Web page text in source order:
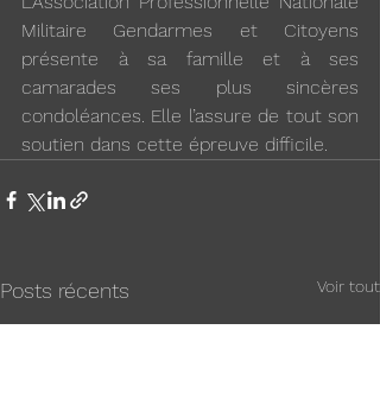
Militaire Gendarmes et Citoyens
présente à sa famille et à ses
camarades ses plus sincères
condoléances. Elle l’assure de tout son
soutien dans cette épreuve difficile.
Posts récents Voir tout